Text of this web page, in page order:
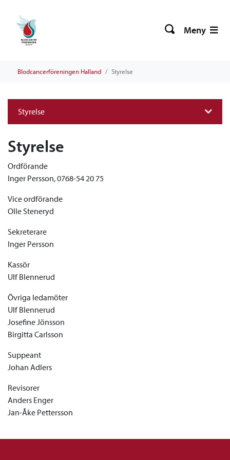
Meny
Blodcancerföreningen Halland Styrelse
Styrelse
Styrelse
Ordförande
Inger Persson, 0768-54 20 75
Vice ordförande
Olle Steneryd
Sekreterare
Inger Persson
Kassör
Ulf Blennerud
Övriga ledamöter
Ulf Blennerud
Josefine Jönsson
Birgitta Carlsson
Suppeant
Johan Adlers
Revisorer
Anders Enger
Jan-Åke Pettersson